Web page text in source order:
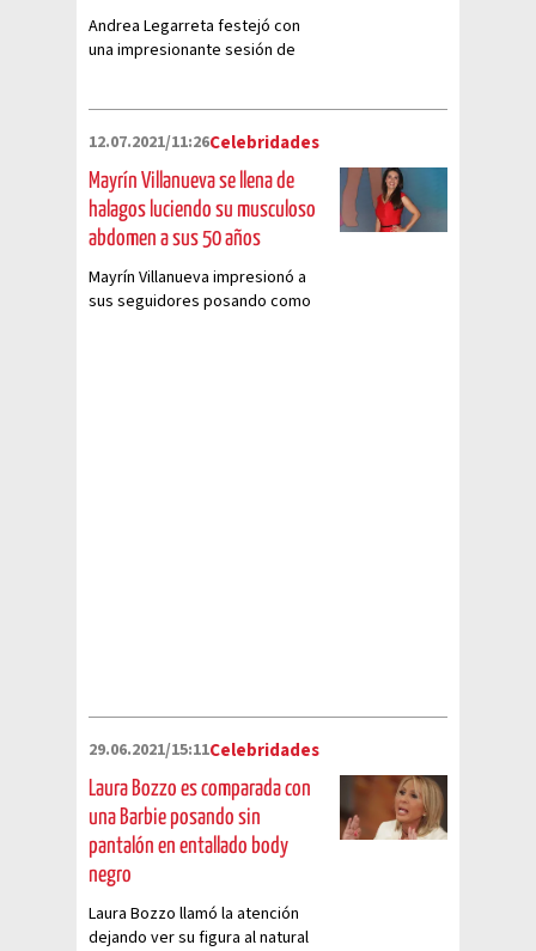
Andrea Legarreta festejó con
una impresionante sesión de
12.07.2021/11:26Celebridades
Mayrín Villanueva se llena de
halagos luciendo su musculoso
abdomen a sus 50 años
Mayrín Villanueva impresionó a
sus seguidores posando como
29.06.2021/15:11Celebridades
Laura Bozzo es comparada con
una Barbie posando sin
pantalón en entallado body
negro
Laura Bozzo llamó la atención
dejando ver su figura al natural